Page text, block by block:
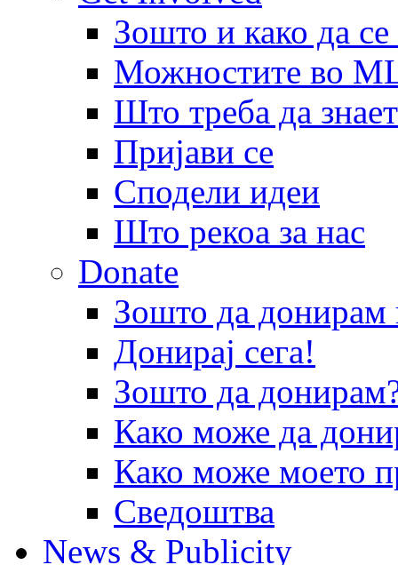
Зошто и како да
Можностите во
Што треба да
Пријави се
Сподели идеи
Што рекоа за нас
Donate
Зошто да
Донирај сега!
Зошто да
Како може да
Како може моето
Сведоштва
News & Publicity